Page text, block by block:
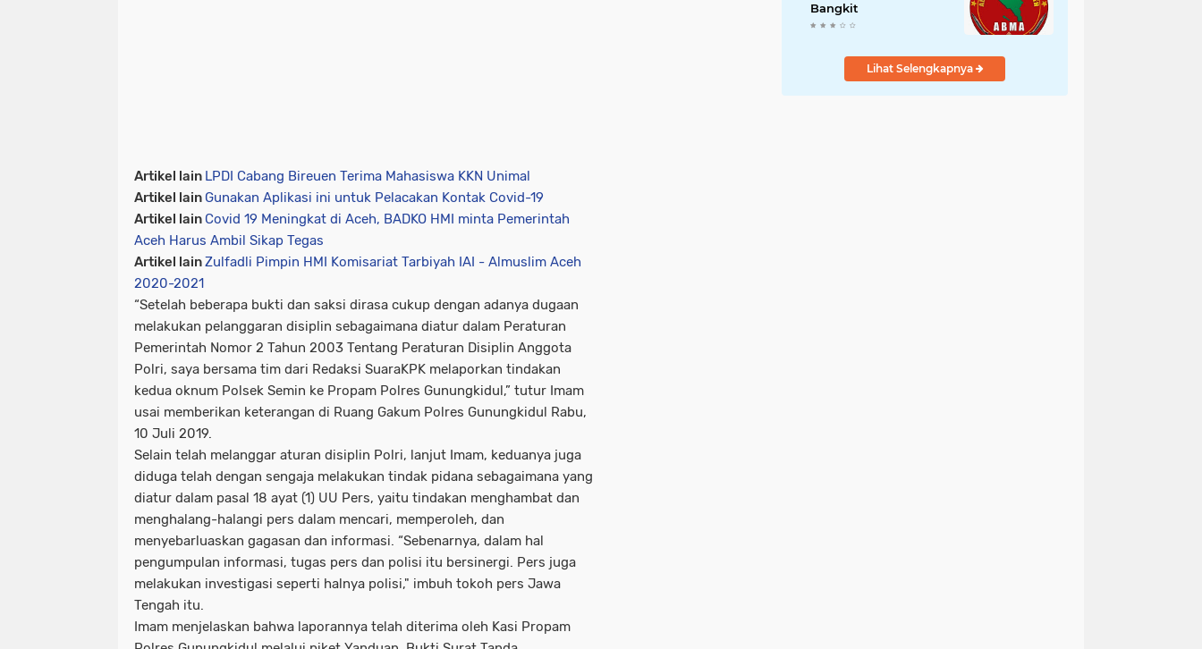
Artikel lain LPDI Cabang Bireuen Terima Mahasiswa KKN Unimal
Artikel lain Gunakan Aplikasi ini untuk Pelacakan Kontak Covid-19
Artikel lain Covid 19 Meningkat di Aceh, BADKO HMI minta Pemerintah
Aceh Harus Ambil Sikap Tegas
Artikel lainZulfadli Pimpin HMI Komisariat Tarbiyah IAI - Almuslim Aceh
2020-2021
“Setelah beberapa bukti dan saksi dirasa cukup dengan adanya dugaan
melakukan pelanggaran disiplin sebagaimana diatur dalam Peraturan
Pemerintah Nomor 2 Tahun 2003 Tentang Peraturan Disiplin Anggota
Polri, saya bersama tim dari Redaksi SuaraKPK melaporkan tindakan
kedua oknum Polsek Semin ke Propam Polres Gunungkidul,” tutur Imam
usai memberikan keterangan di Ruang Gakum Polres Gunungkidul Rabu,
10 Juli 2019.
Selain telah melanggar aturan disiplin Polri, lanjut Imam, keduanya juga
diduga telah dengan sengaja melakukan tindak pidana sebagaimana yang
diatur dalam pasal 18 ayat (1) UU Pers, yaitu tindakan menghambat dan
menghalang-halangi pers dalam mencari, memperoleh, dan
menyebarluaskan gagasan dan informasi. “Sebenarnya, dalam hal
pengumpulan informasi, tugas pers dan polisi itu bersinergi. Pers juga
melakukan investigasi seperti halnya polisi," imbuh tokoh pers Jawa
Tengah itu.
Imam menjelaskan bahwa laporannya telah diterima oleh Kasi Propam
Bangkit
Lihat Selengkapnya